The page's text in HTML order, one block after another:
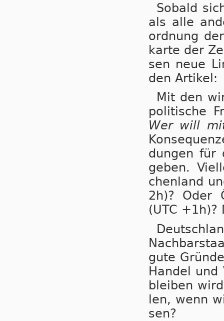
Sobald
als alle
ord­nung
kar­te der
sen neue
den Artikel:
Mit den
po­li­ti­sche
Wer will
dungen für
ge­ben.
chen­land
2h)? Oder
(UTC +1h)?
gute
Han­del
blei­ben
len, wenn
sen?